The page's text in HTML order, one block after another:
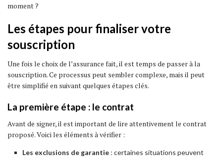
moment ?
Les étapes pour finaliser votre
souscription
Une fois le choix de l’assurance fait, il est temps de passer à la
souscription. Ce processus peut sembler complexe, mais il peut
être simplifié en suivant quelques étapes clés.
La première étape : le contrat
Avant de signer, il est important de lire attentivement le contrat
proposé. Voici les éléments à vérifier :
Les exclusions de garantie : certaines situations peuvent